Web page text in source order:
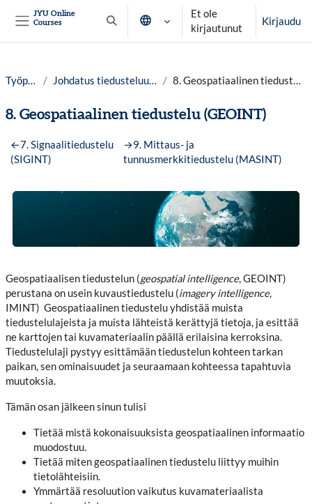
JYU Online
Courses
Vaihda hakusyöttöä
Et ole
kirjautunut
Kirjaudu
Työpöytä Johdatus tiedusteluun lv. 25-26 8. Geospatiaalinen tiedustelu (GEOINT)
8. Geospatiaalinen tiedustelu (GEOINT)
Osion ääriviiva
←7. Signaalitiedustelu
(SIGINT)
→9. Mittaus- ja
tunnusmerkkitiedustelu (MASINT)
Geospatiaalisen tiedustelun (geospatial intelligence, GEOINT)
perustana on usein kuvaustiedustelu (imagery intelligence,
IMINT) Geospatiaalinen tiedustelu yhdistää muista
tiedustelulajeista ja muista lähteistä kerättyjä tietoja, ja esittää
ne karttojen tai kuvamateriaalin päällä erilaisina kerroksina.
Tiedustelulaji pystyy esittämään tiedustelun kohteen tarkan
paikan, sen ominaisuudet ja seuraamaan kohteessa tapahtuvia
muutoksia.
Tämän osan jälkeen sinun tulisi
Tietää mistä kokonaisuuksista geospatiaalinen informaatio
muodostuu.
Tietää miten geospatiaalinen tiedustelu liittyy muihin
tietolähteisiin.
Ymmärtää resoluution vaikutus kuvamateriaalista